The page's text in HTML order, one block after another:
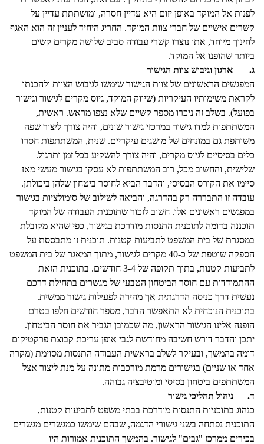
לפנות אל המוקד באופן יזום היא עדיין חסרה, ומושתתת עדיין על
קשרים אישיים של חברי צוות המוקד. החריג היחיד לעניין זה הוא האגף
לחינוך מיוחד, אתו נוצרו קשרי עבודה סביב שלושה מקרים קשים
ביותר שהופנו אל המוקד.
ג. ארגון וגיבוש צוות הגישור
המפגשים הראשונים של צוות הגישור שימשו לגיבוש הצוות ולהכנתו
לקראת משימותיו העיקריות (שיווק המוקד, גיוס מקרים לגישור וגישור
בפועל). בשלב זה ניכרו מספר קשיים שלא נצפו מראש. ראשית,
המשתתפות למדו גישור במרכזי גישור שונים, והיה צורך ליצור שפה
משותפת גם במונחים של מושגים עיקריים. שנית, המשתתפות חסרו
כלים בסיסיים לגיוס מקרים, והיה צורך להשקיע בכל זמן ותרגול.
שלישית, והחשוב מכל, רוב המשתתפות לא עסקו בגישור מעשי מאז
סיימו את הקורס הבסיסי, והדבר הביא לחוסר ביטחון שלהן ביכולתן.
עובדה זו התבררה רק בהדרגה, והביאה לשילוב של סימולציות בגישור
במפגשים ראשונים אלו. חשוב לזכור שתוכנית העבודה של המוקד
תוכננה בדומה לתוכנית התנסות מודרכת בגישור, כפי שהיא מקובלת
במסגרת של בית המשפט לתביעות קטנות. תוכנית זו מתבססת על
הספקה שוטפת של כ-40 מקרים לגישור, מתוך המאגר של בית המשפט
לתביעות קטנות, בתוך תקופה של 3-4 חודשים. בתוכנית הזאת
ההתמודדות עם חוסר הביטחון הטבעי של מגשרים בתחילת דרכם
נעשית דרך כניסה הדרגתית אך מהירה לפעילות גישור ממשית.
בתוכנית הנוכחית לא התאפשר הדבר, מספר חודשים חלפו בטרם
הופנה אלינו הגישור הראשון, מה שכמובן הגביר את חוסר הביטחון.
יתכן והדבר דורש חשיבה מחודשת לגבי אופן עריכת קבוצת פרקטיקום
דומה בהמשך, ובעיקר לשלב בראשית העבודה התנסות מסוימת (מקרה
אחד או שניים) בגישורים מרמת מורכבות מתונה על מנת ליצור אצל
המשתתפים ביטחון בסיסי ומוטיבציה גבוהה.
ד. ניהול תהליכי גישור
כנהוג בתוכניות התנסות מודרכת בבתי משפט לתביעות קטנות,
התוכנית נפתחה בשני גישורי הדגמה, שבהם שימשו כמגשרים מגשרים
בכירים ממרכז "גבים" לגישור. בהמשך התוכנית אמורות היו